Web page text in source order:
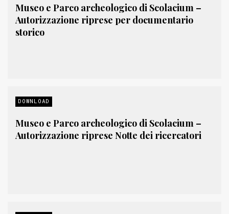
Museo e Parco archeologico di Scolacium –
Autorizzazione riprese per documentario
storico
DOWNLOAD
Museo e Parco archeologico di Scolacium –
Autorizzazione riprese Notte dei ricercatori